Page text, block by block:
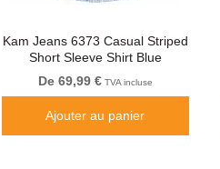
Kam Jeans 6373 Casual Striped
Short Sleeve Shirt Blue
De 69,99 €TVA incluse
Ajouter au panier